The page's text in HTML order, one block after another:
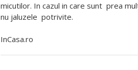
micutilor. In cazul in care sunt prea
nu jaluzele potrivite.
InCasa.ro